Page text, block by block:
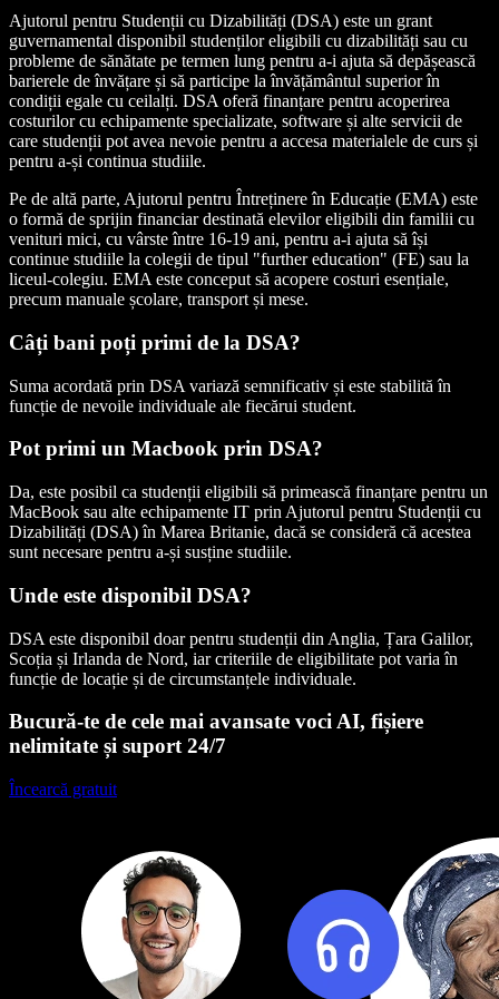
Ajutorul pentru Studenții cu Dizabilități (DSA) este un grant
guvernamental disponibil studenților eligibili cu dizabilități sau cu
probleme de sănătate pe termen lung pentru a-i ajuta să depășească
barierele de învățare și să participe la învățământul superior în
condiții egale cu ceilalți. DSA oferă finanțare pentru acoperirea
costurilor cu echipamente specializate, software și alte servicii de
care studenții pot avea nevoie pentru a accesa materialele de curs și
pentru a-și continua studiile.
Pe de altă parte, Ajutorul pentru Întreținere în Educație (EMA) este
o formă de sprijin financiar destinată elevilor eligibili din familii cu
venituri mici, cu vârste între 16-19 ani, pentru a-i ajuta să își
continue studiile la colegii de tipul "further education" (FE) sau la
liceul-colegiu. EMA este conceput să acopere costuri esențiale,
precum manuale școlare, transport și mese.
Câți bani poți primi de la DSA?
Suma acordată prin DSA variază semnificativ și este stabilită în
funcție de nevoile individuale ale fiecărui student.
Pot primi un Macbook prin DSA?
Da, este posibil ca studenții eligibili să primească finanțare pentru un
MacBook sau alte echipamente IT prin Ajutorul pentru Studenții cu
Dizabilități (DSA) în Marea Britanie, dacă se consideră că acestea
sunt necesare pentru a-și susține studiile.
Unde este disponibil DSA?
DSA este disponibil doar pentru studenții din Anglia, Țara Galilor,
Scoția și Irlanda de Nord, iar criteriile de eligibilitate pot varia în
funcție de locație și de circumstanțele individuale.
Bucură-te de cele mai avansate voci AI, fișiere
nelimitate și suport 24/7
Încearcă gratuit